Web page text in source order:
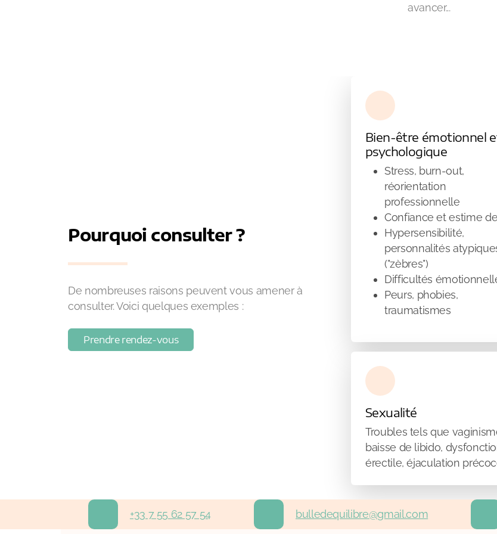
avancer...
Pourquoi consulter ?
De nombreuses raisons peuvent vous amener à
consulter. Voici quelques exemples :
Prendre rendez-vous
Bien-être émotionnel
psychologique
Stress, burn-out,
réorientation
professionnelle
Confiance et estime
Hypersensibilité,
personnalités
("zèbres")
Difficultés
Peurs, phobies,
traumatismes
Sexualité
Troubles tels que
baisse de libido,
érectile, éjaculation
+33 7 55 62 57 54 bulledequilibre@gmail.com